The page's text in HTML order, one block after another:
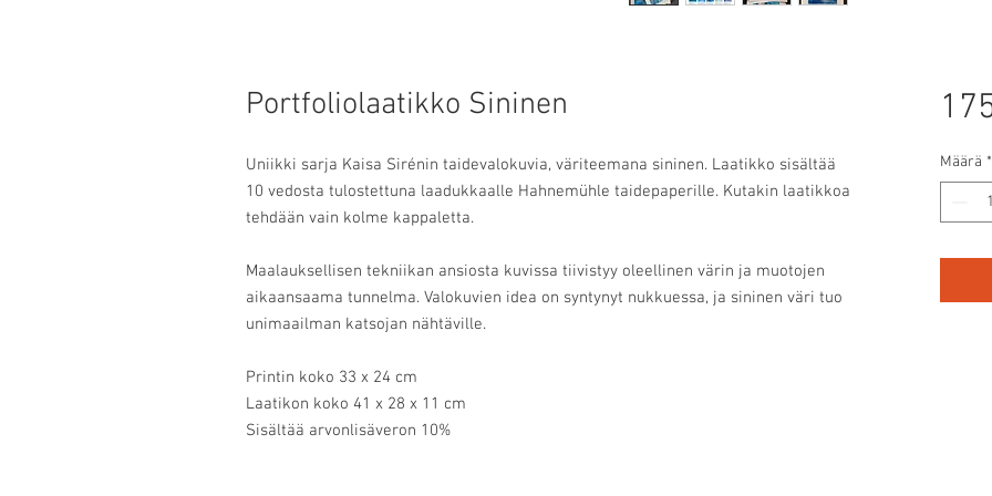
Portfoliolaatikko Sininen
Uniikki sarja Kaisa Sirénin taidevalokuvia, väriteemana sininen. Laatikko sisältää
10 vedosta tulostettuna laadukkaalle Hahnemühle taidepaperille. Kutakin laatikkoa
tehdään vain kolme kappaletta.
Maalauksellisen tekniikan ansiosta kuvissa tiivistyy oleellinen värin ja muotojen
aikaansaama tunnelma. Valokuvien idea on syntynyt nukkuessa, ja sininen väri tuo
unimaailman katsojan nähtäville.
Printin koko 33 x 24 cm
Laatikon koko 41 x 28 x 11 cm
Sisältää arvonlisäveron 10%
Määrä *